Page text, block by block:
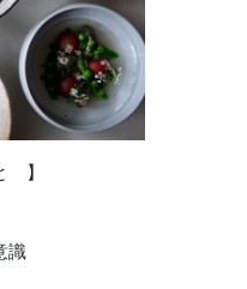
】
識